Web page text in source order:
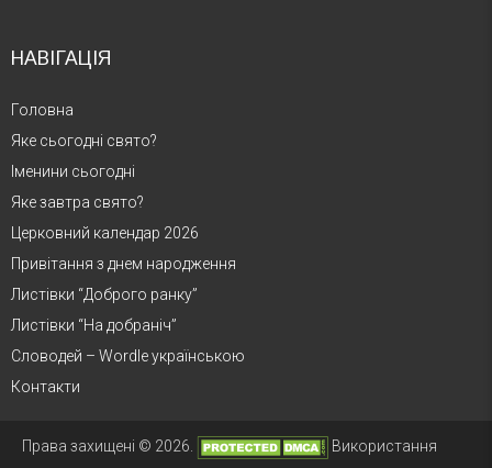
НАВІГАЦІЯ
Головна
Яке сьогодні свято?
Іменини сьогодні
Яке завтра свято?
Церковний календар 2026
Привітання з днем народження
Листівки “Доброго ранку”
Листівки “На добраніч”
Словодей – Wordle українською
Контакти
Права захищені © 2026.
Використання